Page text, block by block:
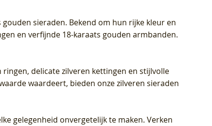
sieraden. Bekend om hun rijke kleur en
en verfijnde 18-karaats gouden armbanden.
delicate zilveren kettingen en stijlvolle
waardeert, bieden onze zilveren sieraden
gelegenheid onvergetelijk te maken. Verken